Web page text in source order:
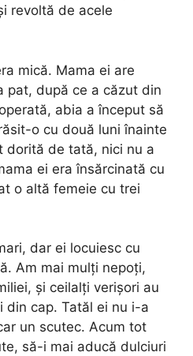
revoltă de acele
mică. Mama ei are
pat, după ce a căzut din
abia a început să
o cu două luni înainte
dorită de tată, nici nu a
ei era însărcinată cu
o altă femeie cu trei
dar ei locuiesc cu
Am mai mulți nepoți,
și ceilalți verișori au
din cap. Tatăl ei nu i-a
un scutec. Acum tot
să-i mai aducă dulciuri